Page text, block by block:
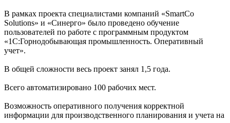
В рамках проекта специалистами компаний «SmartCo
Solutions» и «Синерго» было проведено обучение
пользователей по работе с программным продуктом
«1С:Горнодобывающая промышленность. Оперативный
учет».
В общей сложности весь проект занял 1,5 года.
Всего автоматизировано 100 рабочих мест.
Возможность оперативного получения корректной
информации для производственного планирования и учета на